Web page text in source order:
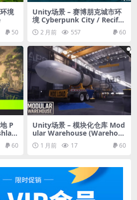
境
50
Unity场景 – 赛博朋克城市环
境 Cyberpunk City / Recife
Environment
2 月前 557 60
P
P60
Unity场景 – 模块化仓库 Mod
ular Warehouse (Warehous
e, Industrial Warehouse, H
angar, Factory, Warehous
1 月前 17 60